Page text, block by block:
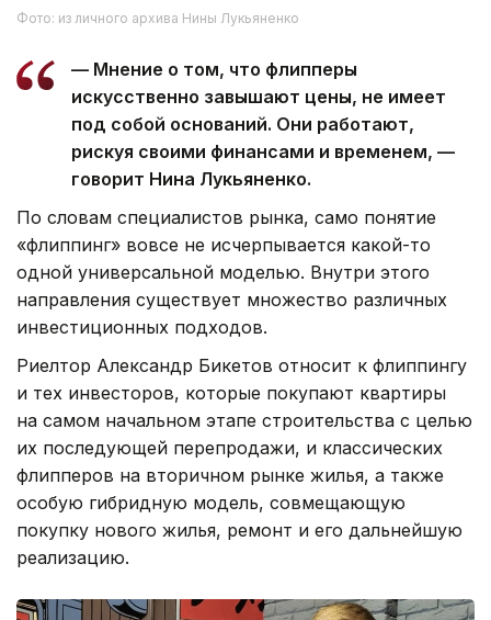
Фото: из личного архива Нины Лукьяненко
— Мнение о том, что флипперы
искусственно завышают цены, не имеет
под собой оснований. Они работают,
рискуя своими финансами и временем, —
говорит Нина Лукьяненко.
По словам специалистов рынка, само понятие
«флиппинг» вовсе не исчерпывается какой-то
одной универсальной моделью. Внутри этого
направления существует множество различных
инвестиционных подходов.
Риелтор Александр Бикетов относит к флиппингу
и тех инвесторов, которые покупают квартиры
на самом начальном этапе строительства с целью
их последующей перепродажи, и классических
флипперов на вторичном рынке жилья, а также
особую гибридную модель, совмещающую
покупку нового жилья, ремонт и его дальнейшую
реализацию.